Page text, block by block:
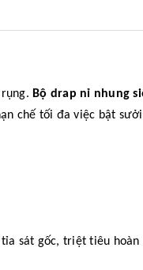
Bộ drap nỉ nhung
chế tối đa việc bật
sát gốc, triệt tiêu